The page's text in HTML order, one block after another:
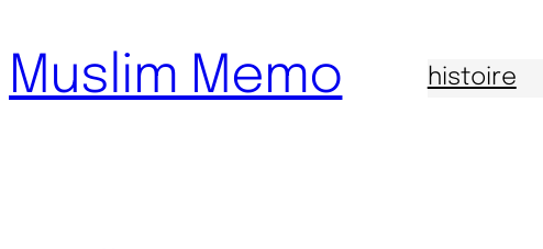
au
contenu
Muslim Memo histoire